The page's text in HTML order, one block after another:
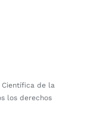
Científica de la
los derechos